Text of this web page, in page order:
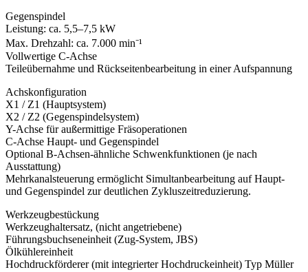
Gegenspindel
Leistung: ca. 5,5–7,5 kW
Max. Drehzahl: ca. 7.000 min⁻¹
Vollwertige C-Achse
Teileübernahme und Rückseitenbearbeitung in einer Aufspannung
Achskonfiguration
X1 / Z1 (Hauptsystem)
X2 / Z2 (Gegenspindelsystem)
Y-Achse für außermittige Fräsoperationen
C-Achse Haupt- und Gegenspindel
Optional B-Achsen-ähnliche Schwenkfunktionen (je nach
Ausstattung)
Mehrkanalsteuerung ermöglicht Simultanbearbeitung auf Haupt-
und Gegenspindel zur deutlichen Zykluszeitreduzierung.
Werkzeugbestückung
Werkzeughaltersatz, (nicht angetriebene)
Führungsbuchseneinheit (Zug-System, JBS)
Ölkühlereinheit
Hochdruckförderer (mit integrierter Hochdruckeinheit) Typ Müller